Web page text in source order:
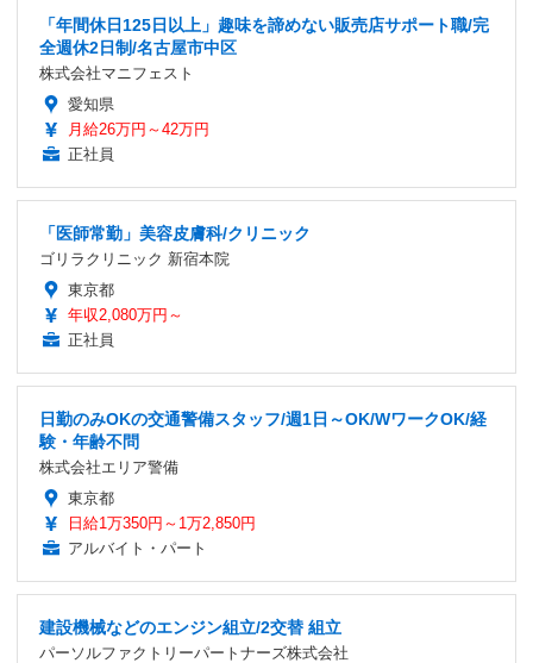
「年間休日125日以上」趣味を諦めない販売店サポート職/完
全週休2日制/名古屋市中区
株式会社マニフェスト
愛知県
月給26万円～42万円
正社員
「医師常勤」美容皮膚科/クリニック
ゴリラクリニック 新宿本院
東京都
年収2,080万円～
正社員
日勤のみOKの交通警備スタッフ/週1日～OK/WワークOK/経
験・年齢不問
株式会社エリア警備
東京都
日給1万350円～1万2,850円
アルバイト・パート
建設機械などのエンジン組立/2交替 組立
パーソルファクトリーパートナーズ株式会社